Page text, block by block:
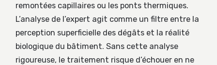
remontées capillaires ou les ponts thermiques.
L’analyse de l’expert agit comme un filtre entre la
perception superficielle des dégâts et la réalité
biologique du bâtiment. Sans cette analyse
rigoureuse, le traitement risque d’échouer en ne